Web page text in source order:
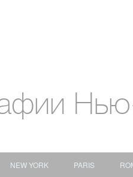
NEW YORK PARIS